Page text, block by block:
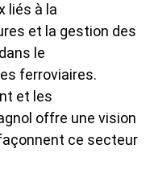
liés à la
et la gestion des
le
ferroviaires.
et les
offre une vision
ce secteur